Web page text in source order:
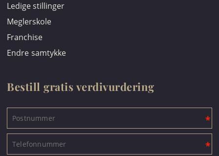
Ledige stillinger
Meglerskole
Franchise
Endre samtykke
Bestill gratis verdivurdering